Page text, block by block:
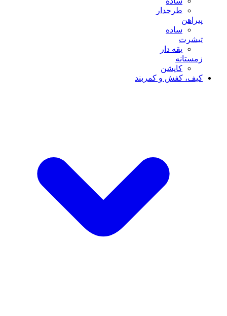
طرحدار
پیراهن
ساده
تیشرت
یقه دار
زمستانه
کاپشن
کیف، کفش و کمربند